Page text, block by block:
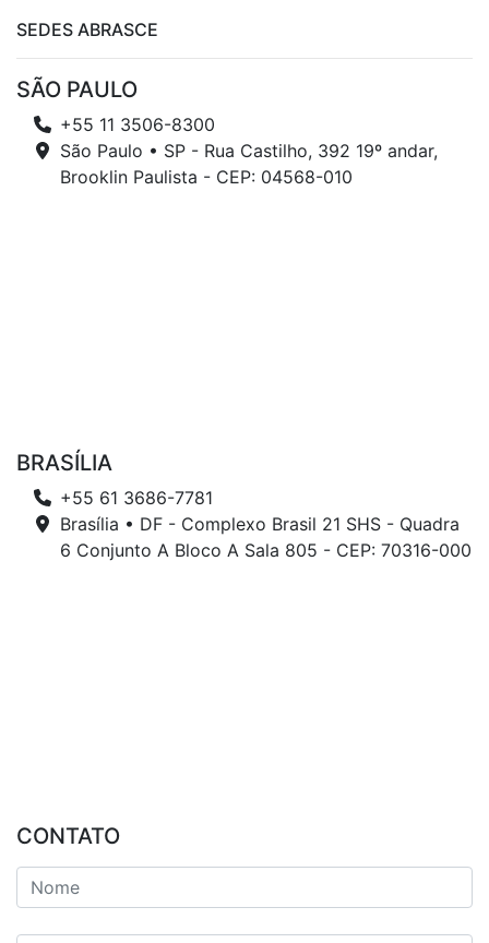
SEDES ABRASCE
SÃO PAULO
+55 11 3506-8300
São Paulo • SP - Rua Castilho, 392 19º andar,
Brooklin Paulista - CEP: 04568-010
BRASÍLIA
+55 61 3686-7781
Brasília • DF - Complexo Brasil 21 SHS - Quadra
6 Conjunto A Bloco A Sala 805 - CEP: 70316-000
CONTATO